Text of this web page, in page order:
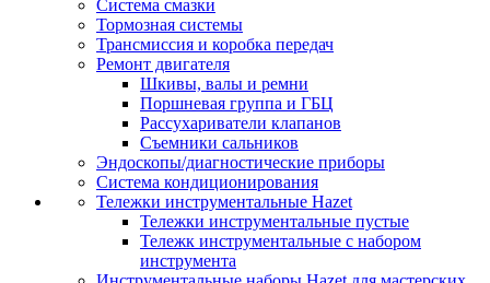
Система смазки
Тормозная системы
Трансмиссия и коробка передач
Ремонт двигателя
Шкивы, валы и ремни
Поршневая группа и ГБЦ
Рассухариватели клапанов
Съемники сальников
Эндоскопы/диагностические приборы
Система кондиционирования
Тележки инструментальные Hazet
Тележки инструментальные пустые
Тележк инструментальные с набором
инструмента